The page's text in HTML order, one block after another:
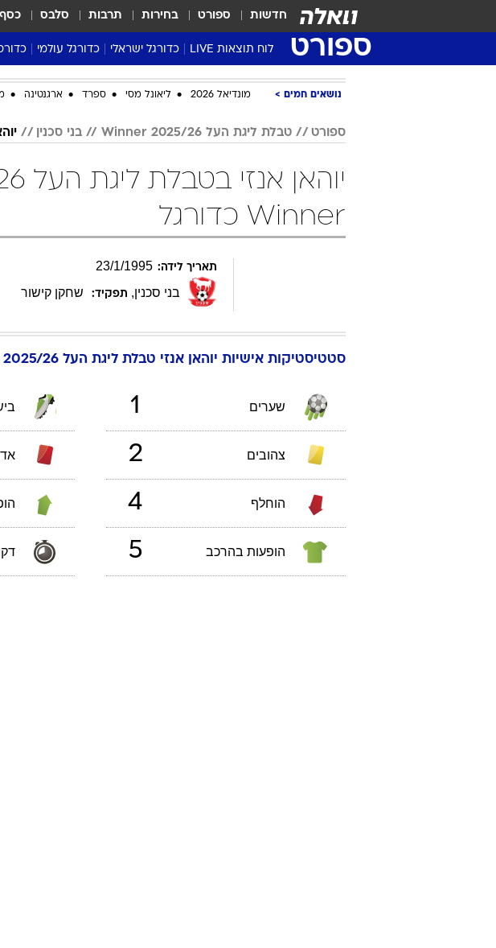
חדשות ספורט בחירות תרבות סלבס כסף
ספורט לוח תוצאות LIVE כדורגל ישראלי
ליגת העל Winner
גביע המדינה
שגרירים
ליגה לאומית
כדורגל עולמי
ליגה אנגלית
ליגה איטלקית
ליגה צרפתית
ליגת
נושאים חמים מונדיאל 2026 ליאונל מסי ספרד ארגנטינה
ספורט טבלת ליגת העל 2025/26 Winner בני סכנין
יוהאן
Winner כדורגל
תאריך לידה: 23/1/1995
בני סכנין, תפקיד: שחקן קישור
סטטיסטיקות אישיות יוהאן אנזי טבלת ליגת העל 2025/26 Winner
שערים 1
צהובים 2
הוחלף 4
הופעות בהרכב 5